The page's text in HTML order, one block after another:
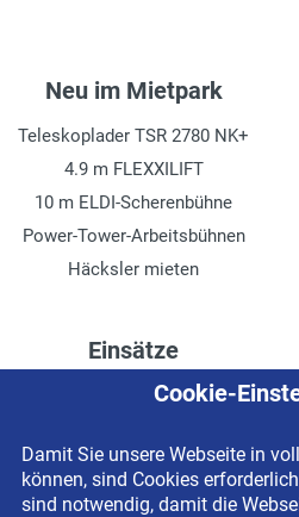
Neu im Mietpark
Teleskoplader TSR 2780 NK+
4.9 m FLEXXILIFT
10 m ELDI-Scherenbühne
Power-Tower-Arbeitsbühnen
Häcksler mieten
Einsätze
Höhenzugang für
Drainage verlegen
Fassadenreinigung
Cookie-
Damit Sie unsere Webseite in
können, sind Cookies
sind notwendig, damit die